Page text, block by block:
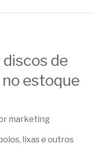
de
estoque
marketing
lixas e outros